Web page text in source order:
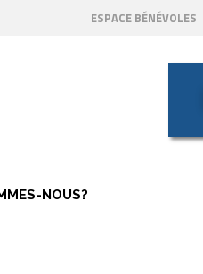
ESPACE BÉNÉVOLES
NOUS?